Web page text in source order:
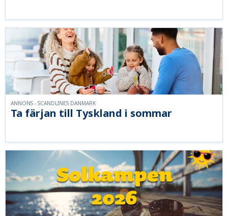
Ta färjan till Tyskland i sommar
ANNONS - SCANDLINES DANMARK